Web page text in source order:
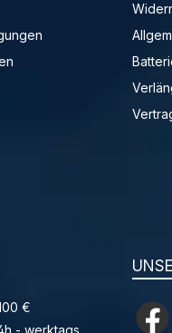
€
- werktags